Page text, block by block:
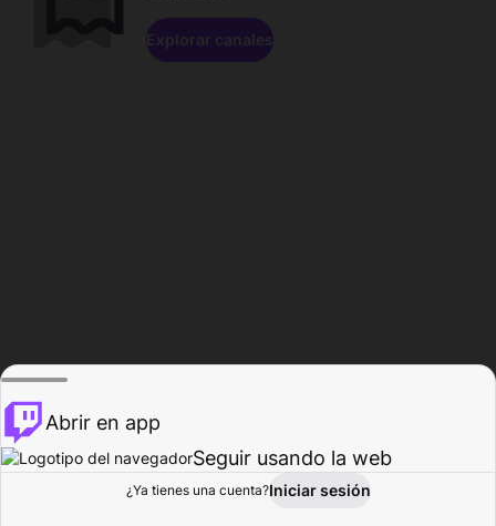
Explorar Actividad
Explorar canales
Abrir en app
Seguir usando la web
¿Ya tienes una cuenta?Iniciar sesión